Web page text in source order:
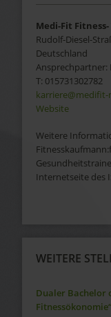
Medi-Fit
Rudolf-Diesel-
Deutschland
Ansprechpartner:
T: 015731302782
Website
Weitere
Internetseite des
WEITERE
Dualer Bachelor